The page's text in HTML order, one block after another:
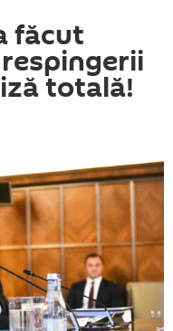
făcut
totală!